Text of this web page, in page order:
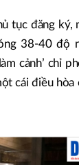
tục đăng ký,
38-40 độ
cảnh’ chỉ
cái điều